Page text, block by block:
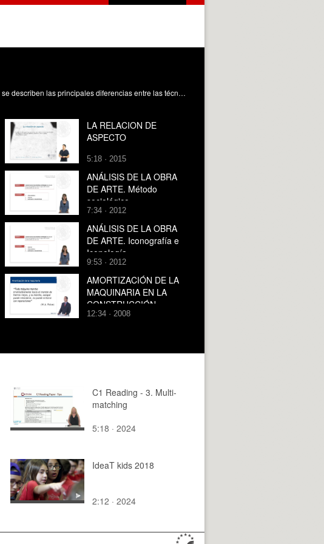
En este objeto de aprendizaje, se detalla la importancia derivada de la previsión de la demanda. Asimismo, se describen las principales diferencias entre las técnicas prospectivas de las técnicas proyectivas para, posteriormente, realizar una revisión de las principales técnicas, siendo éstas: (i) técnicas acumulativas, (ii) investigación de mercados, (iii) grupos de consenso, (iv) analogía histórica y (v) método Delphi. Finalmente, y a modo de conclusión, se realiza un resumen con las con las consideraciones más relevantes de las técnicas prospectivas de previsión de la demanda. Sanchis Gisbert, R. (2020). Técnicas Prospectivas de Previsión de la Demanda. https://riunet.upv.es/handle/10251/142054 DER
LA RELACION DE
ASPECTO
5:18 · 2015
ANÁLISIS DE LA OBRA
DE ARTE. Método
sociológico
7:34 · 2012
ANÁLISIS DE LA OBRA
DE ARTE. Iconografía e
Iconología
9:53 · 2012
AMORTIZACIÓN DE LA
MAQUINARIA EN LA
CONSTRUCCIÓN
12:34 · 2008
C1 Reading - 3. Multi-
matching
5:18 · 2024
IdeaT kids 2018
2:12 · 2024